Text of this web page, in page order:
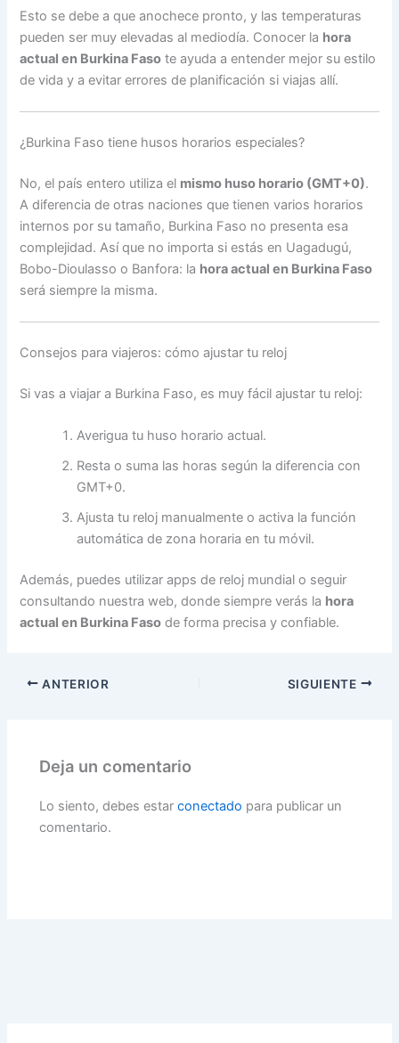
Esto se debe a que anochece pronto, y las temperaturas
pueden ser muy elevadas al mediodía. Conocer la hora
actual en Burkina Faso te ayuda a entender mejor su estilo
de vida y a evitar errores de planificación si viajas allí.
¿Burkina Faso tiene husos horarios especiales?
No, el país entero utiliza el mismo huso horario (GMT+0).
A diferencia de otras naciones que tienen varios horarios
internos por su tamaño, Burkina Faso no presenta esa
complejidad. Así que no importa si estás en Uagadugú,
Bobo-Dioulasso o Banfora: la hora actual en Burkina Faso
será siempre la misma.
Consejos para viajeros: cómo ajustar tu reloj
Si vas a viajar a Burkina Faso, es muy fácil ajustar tu reloj:
Averigua tu huso horario actual.
Resta o suma las horas según la diferencia con
GMT+0.
Ajusta tu reloj manualmente o activa la función
automática de zona horaria en tu móvil.
Además, puedes utilizar apps de reloj mundial o seguir
consultando nuestra web, donde siempre verás la hora
actual en Burkina Faso de forma precisa y confiable.
ANTERIOR SIGUIENTE
Deja un comentario
Lo siento, debes estarconectado para publicar un
comentario.